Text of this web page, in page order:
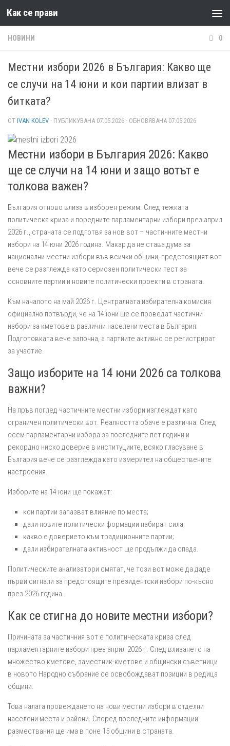
Към съдържанието
Как се прави
НОВИНИ 0
Местни избори 2026 в България: Какво ще
се случи на 14 юни и кои партии влизат в
битката?
ОТ IVAN KOLEV · ПУБЛИКУВАНА 07.05.2026 · ОБНОВЯВАНА 07.05.2026
Местни избори в България 2026: Какво
ще се случи на 14 юни и защо вотът е
толкова важен?
България отново влиза в изборен режим. След тежката
политическа криза и поредните парламентарни избори през април
2026 г., страната се подготвя за нов вот – частичните местни
избори на 14 юни 2026 година. Макар да не става дума за
национални местни избори във всички общини, предстоящият вот
вече се разглежда като сериозен политически тест за
основните партии и новите политически проекти в страната.
Към началото на май 2026 г. Централната избирателна комисия
официално потвърди, че на 14 юни ще се проведат частични
избори за кметове в различни населени места в България.
Подготовката вече започна, а партиите активно се регистрират
за участие.
Защо изборите на 14 юни 2026 са толкова
важни?
На пръв поглед частичните местни избори изглеждат като
ограничен политически вот. Реалността обаче е различна. След
осем парламентарни избора за последните пет години и
рекордно ниско доверие в институциите, всяко гласуване в
България вече се разглежда като измерител на обществените
настроения.
Изборите на 14 юни ще покажат:
кои партии запазват влияние по места;
дали новите политически формации набират сила;
какво е доверието към традиционните партии;
дали избирателната активност ще продължи да спада.
Политическите анализатори смятат, че този вот може да даде
първи сигнали за предстоящите президентски избори по-късно
през 2026 година.
Как се стигна до новите местни избори?
Причината за частичния вот е политическата криза след
парламентарните избори през април 2026 г. След влизането на
множество кметове, заместник-кметове и общински съветници
в новото Народно събрание се освобождават позиции в редица
общини.
Това налага провеждането на нови местни избори в отделни
населени места и райони. Според последните информации
размествания ще има в поне 15 общини в страната.